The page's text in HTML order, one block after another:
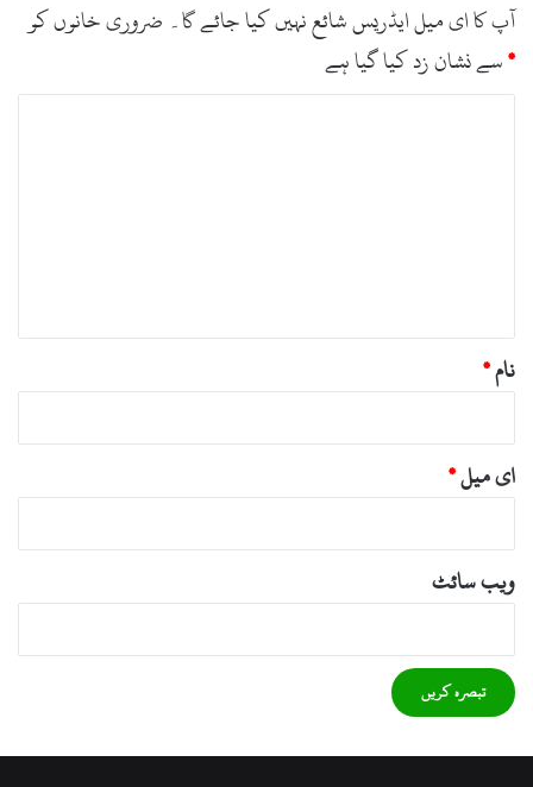
آپ کا ای میل ایڈریس شائع نہیں کیا جائے گا۔ ضروری خانوں کو
*سے نشان زد کیا گیا ہے
نام*
ای میل*
ویب‌ سائٹ